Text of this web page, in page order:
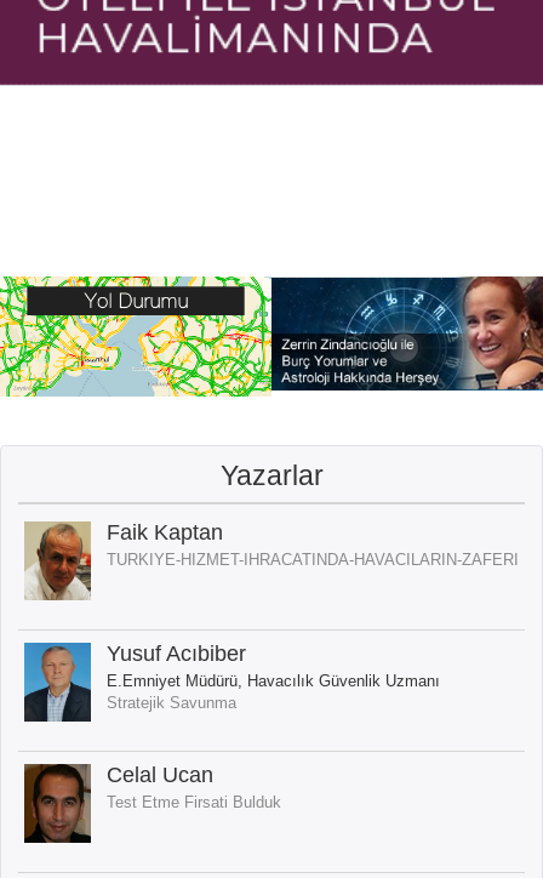
Yazarlar
Faik Kaptan
TURKIYE-HIZMET-IHRACATINDA-HAVACILARIN-ZAFERI
Yusuf Acıbiber
E.Emniyet Müdürü, Havacılık Güvenlik Uzmanı
Stratejik Savunma
Celal Ucan
Test Etme Firsati Bulduk